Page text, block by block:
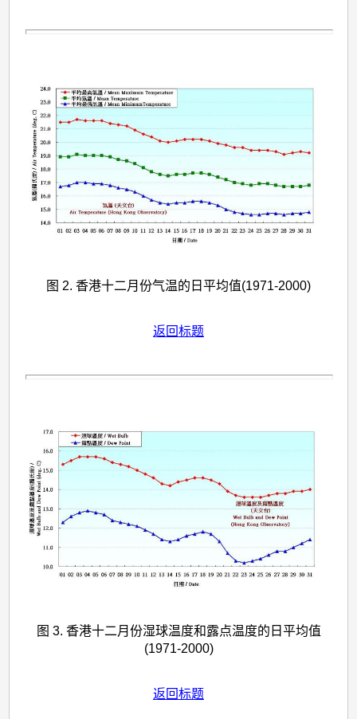
图 2. 香港十二月份气温的日平均值(1971-2000)
返回标题
图 3. 香港十二月份湿球温度和露点温度的日平均值
(1971-2000)
返回标题